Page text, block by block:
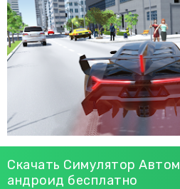
Скачать Симулятор
андроид бесплатно